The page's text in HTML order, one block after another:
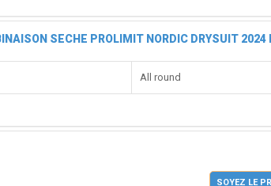
SECHE PROLIMIT NORDIC DRYSUIT 2024
All round
SOYEZ LE